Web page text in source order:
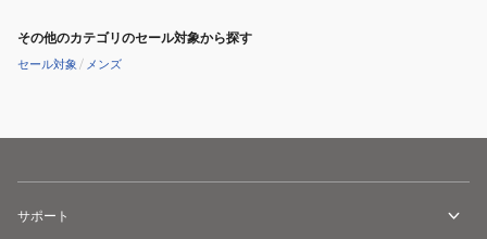
その他のカテゴリのセール対象から探す
セール対象 / メンズ
サポート